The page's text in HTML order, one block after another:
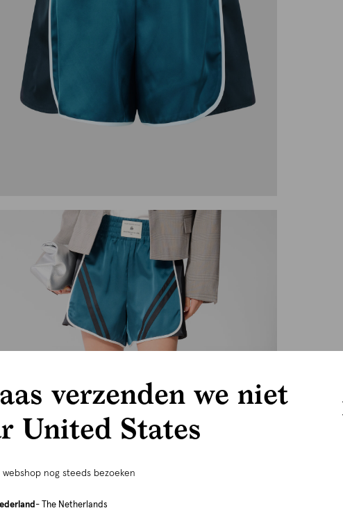
verzenden we niet
United States
nog steeds bezoeken
- The Netherlands